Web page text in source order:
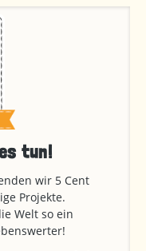
tun!
wir 5 Cent
Projekte.
Welt so ein